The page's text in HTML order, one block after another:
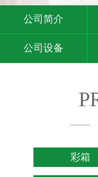
公司简介
公司设备
彩箱